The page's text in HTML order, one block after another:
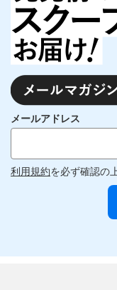
メールアドレス
利用規約を必ず確認の